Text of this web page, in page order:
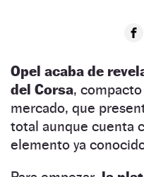
Opel acaba de
del Corsa,
mercado, que
total aunque cuenta
elemento ya